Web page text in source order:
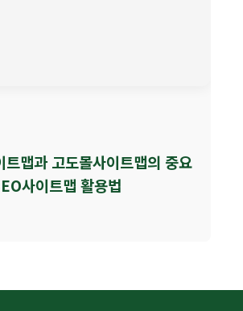
트맵과 고도몰사이트맵의 중요
사이트맵 활용법